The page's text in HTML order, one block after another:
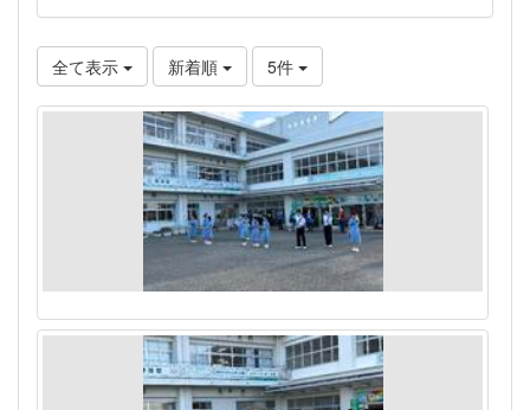
全て表示 新着順 5件